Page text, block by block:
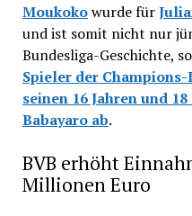
Moukokowurde für
und ist somit nicht nur
Bundesliga-Geschichte,
Spieler der
seinen 16 Jahren und
Babayaro ab.
BVB erhöht
Millionen Euro